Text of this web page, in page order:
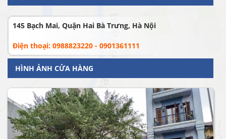
145 Bạch Mai, Quận Hai Bà Trưng, Hà Nội
Điện thoại: 0988823220 - 0901361111
HÌNH ẢNH CỬA HÀNG